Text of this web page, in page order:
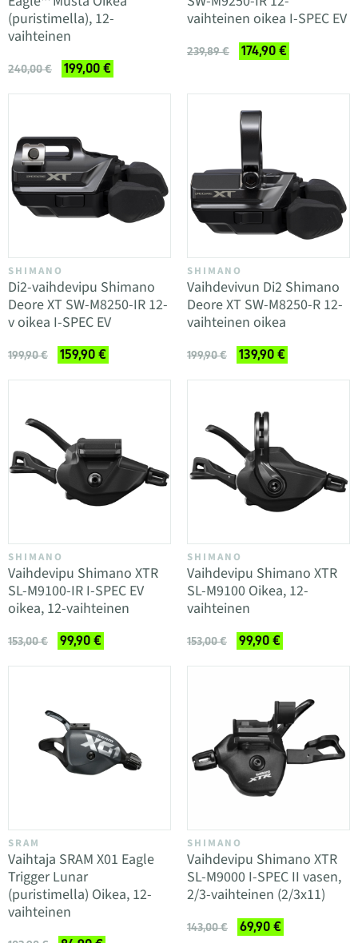
(puristimella), 12-
vaihteinen
240,00 € 199,00 €
vaihteinen oikea I-SPEC EV
239,89 € 174,90 €
SHIMANO
Di2-vaihdevipu Shimano
Deore XT SW-M8250-IR 12-
v oikea I-SPEC EV
199,90 € 159,90 €
SHIMANO
Vaihdevivun Di2 Shimano
Deore XT SW-M8250-R 12-
vaihteinen oikea
199,90 € 139,90 €
SHIMANO
Vaihdevipu Shimano XTR
SL-M9100-IR I-SPEC EV
oikea, 12-vaihteinen
153,00 € 99,90 €
SHIMANO
Vaihdevipu Shimano XTR
SL-M9100 Oikea, 12-
vaihteinen
153,00 € 99,90 €
SRAM
Vaihtaja SRAM X01 Eagle
Trigger Lunar
(puristimella) Oikea, 12-
vaihteinen
SHIMANO
Vaihdevipu Shimano XTR
SL-M9000 I-SPEC II vasen,
2/3-vaihteinen (2/3x11)
143,00 € 69,90 €